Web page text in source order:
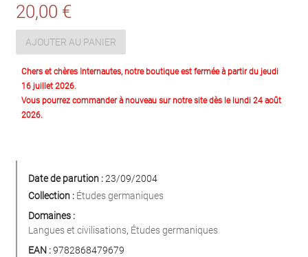
20,00 €
AJOUTER AU PANIER
Chers et chères Internautes, notre boutique est fermée à partir du jeudi
16 juillet 2026.
Vous pourrez commander à nouveau sur notre site dès le lundi 24 août
2026.
Date de parution :23/09/2004
Collection : Études germaniques
Domaines :
Langues et civilisations, Études germaniques
EAN :9782868479679